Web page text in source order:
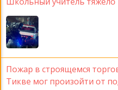
Пожар в строящемся
Тикве мог произойти от